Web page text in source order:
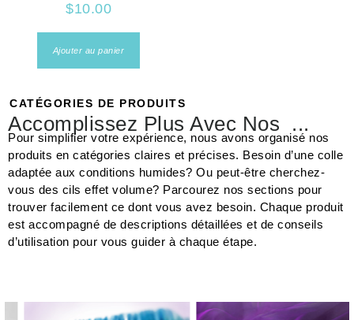
$10.00
Ajouter au panier
CATÉGORIES DE PRODUITS
Accomplissez Plus Avec Nos
...
Pour simplifier votre expérience, nous avons organisé nos
produits en catégories claires et précises. Besoin d’une colle
adaptée aux conditions humides? Ou peut-être cherchez-
vous des cils effet volume? Parcourez nos sections pour
trouver facilement ce dont vous avez besoin. Chaque produit
est accompagné de descriptions détaillées et de conseils